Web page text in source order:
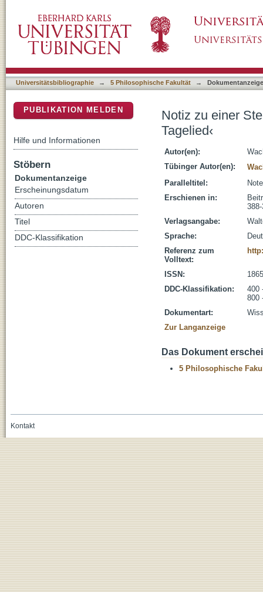
Universitätsbibliographie → 5 Philosophische Fakultät → Dokumentanzeige
Notiz zu einer
Tagelied‹
Autor(en):
Tübinger Autor(en):
Paralleltitel:
Erschienen in:
Verlagsangabe:
Sprache:
Referenz zum
Volltext:
ISSN:
DDC-Klassifikation:
400
800
Dokumentart:
Zur Langanzeige
Das Dokument
5 Philosophische
PUBLIKATION MELDEN
Hilfe und Informationen
Stöbern
Dokumentanzeige
Erscheinungsdatum
Autoren
Titel
DDC-Klassifikation
Kontakt